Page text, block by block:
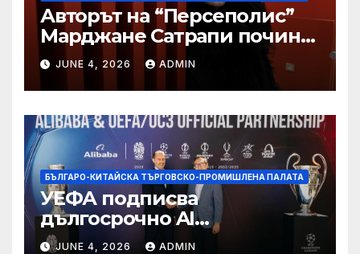
Авторът на “Персеполис”
Марджане Сатрапи почина
“от тъга” на 56 години
JUNE 4, 2026 ADMIN
БЪЛГАРО-КИТАЙСКА ТЪРГОВСКО-ПРОМИШЛЕНА ПАЛАТА
УЕФА подписва
дългосрочно AI
партньорство с Alibaba
JUNE 4, 2026 ADMIN